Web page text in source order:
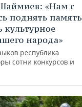
«Нам с
поднять память
культурное
народа»
республика
сотни конкурсов и